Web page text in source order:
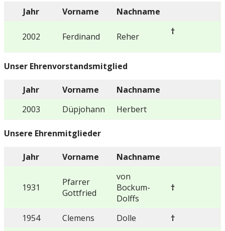
Jahr Vorname Nachname
2002 Ferdinand Reher †
Unser Ehrenvorstandsmitglied
Jahr Vorname
Nachname
2003
Düpjohann Herbert
Unsere Ehrenmitglieder
Jahr Vorname Nachname
1931
Pfarrer
Gottfried
von
Bockum-
Dolffs
†
1954 Clemens Dolle †